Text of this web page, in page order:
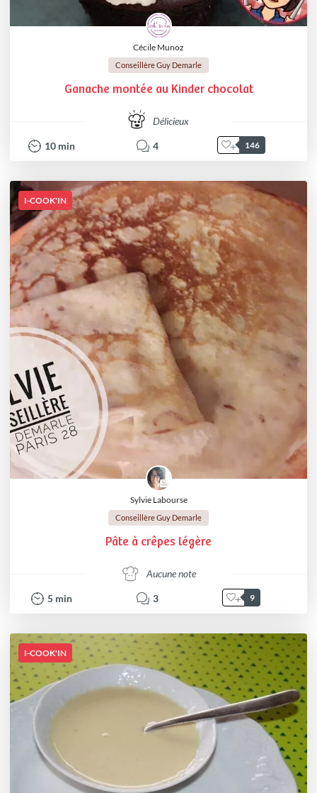
Cécile Munoz
Conseillère Guy Demarle
Ganache montée au Kinder chocolat
Délicieux
10 min 4 146
I-COOK'IN
Sylvie Labourse
Conseillère Guy Demarle
Pâte à crêpes légère
Aucune note
5 min 3 9
I-COOK'IN